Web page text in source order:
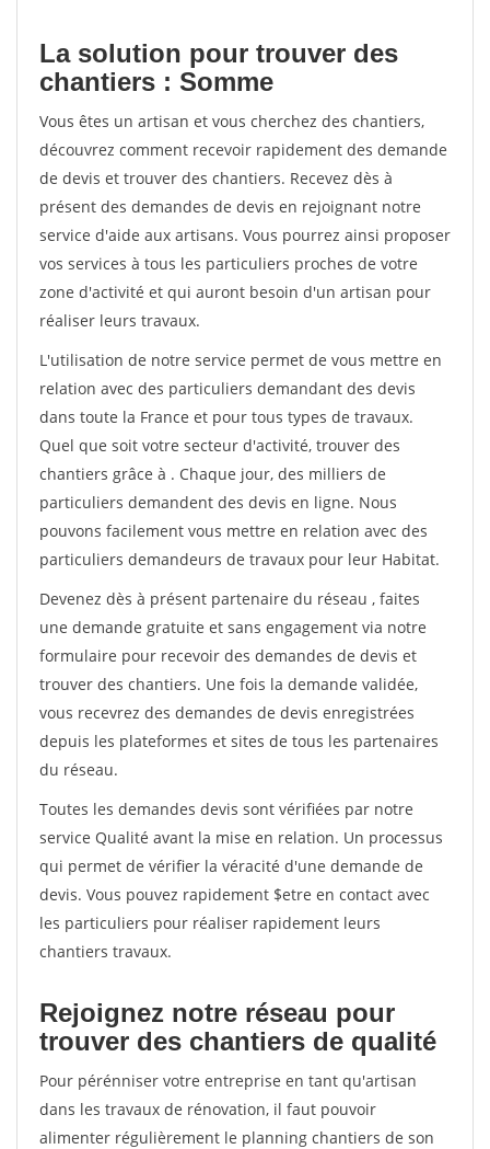
La solution pour trouver des
chantiers : Somme
Vous êtes un artisan et vous cherchez des chantiers,
découvrez comment recevoir rapidement des demande
de devis et trouver des chantiers. Recevez dès à
présent des demandes de devis en rejoignant notre
service d'aide aux artisans. Vous pourrez ainsi proposer
vos services à tous les particuliers proches de votre
zone d'activité et qui auront besoin d'un artisan pour
réaliser leurs travaux.
L'utilisation de notre service permet de vous mettre en
relation avec des particuliers demandant des devis
dans toute la France et pour tous types de travaux.
Quel que soit votre secteur d'activité, trouver des
chantiers grâce à . Chaque jour, des milliers de
particuliers demandent des devis en ligne. Nous
pouvons facilement vous mettre en relation avec des
particuliers demandeurs de travaux pour leur Habitat.
Devenez dès à présent partenaire du réseau , faites
une demande gratuite et sans engagement via notre
formulaire pour recevoir des demandes de devis et
trouver des chantiers. Une fois la demande validée,
vous recevrez des demandes de devis enregistrées
depuis les plateformes et sites de tous les partenaires
du réseau.
Toutes les demandes devis sont vérifiées par notre
service Qualité avant la mise en relation. Un processus
qui permet de vérifier la véracité d'une demande de
devis. Vous pouvez rapidement $etre en contact avec
les particuliers pour réaliser rapidement leurs
chantiers travaux.
Rejoignez notre réseau pour
trouver des chantiers de qualité
Pour pérénniser votre entreprise en tant qu'artisan
dans les travaux de rénovation, il faut pouvoir
alimenter régulièrement le planning chantiers de son